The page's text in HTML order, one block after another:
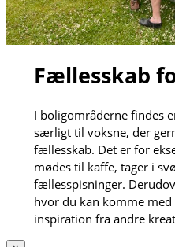
Fællesskab
I boligområderne findes
særligt til voksne, der
fællesskab. Det er for
mødes til kaffe, tager i
fællesspisninger.
hvor du kan komme
inspiration fra andre